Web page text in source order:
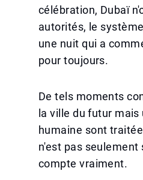
célébration, Dubaï
autorités, le
une nuit qui a
pour toujours.
De tels moments
la ville du futur
humaine sont
n'est pas
compte vraiment.